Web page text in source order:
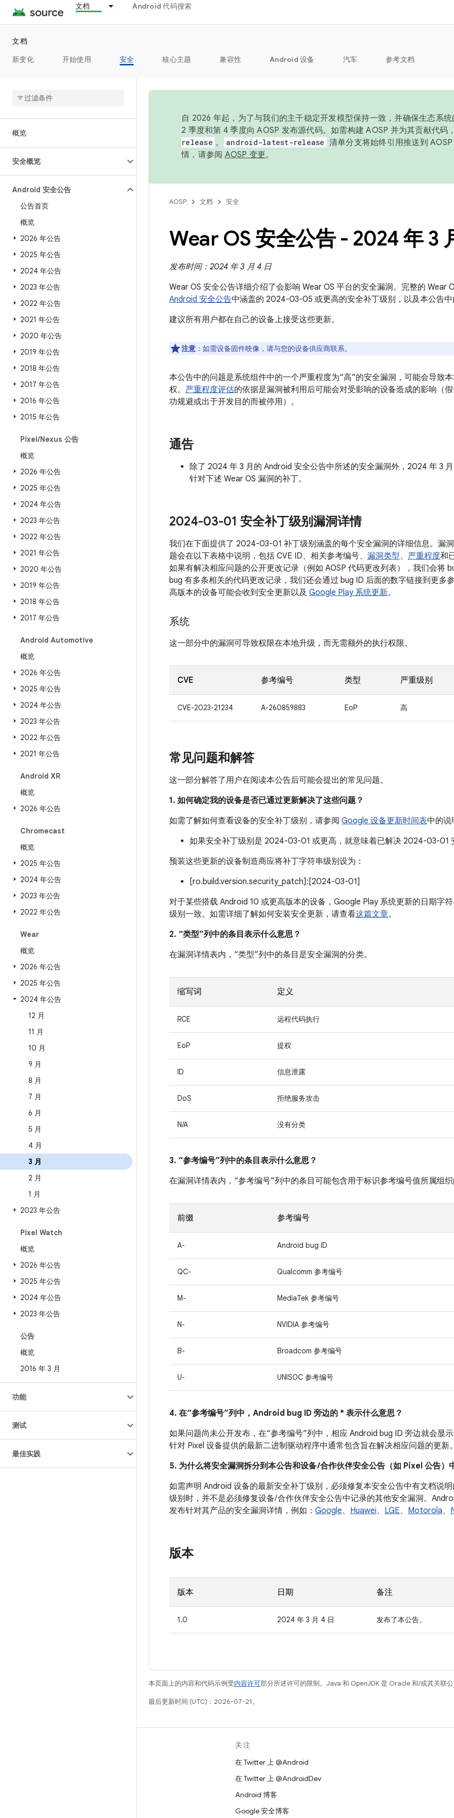
文档 Android 代码搜索
文档
新变化
开始使用 安全 核心主题 兼容性 Android 设备 汽车 参考文档
概览
安全概览
Android 安全公告
公告首页
概览
2026 年公告
2025 年公告
2024 年公告
2023 年公告
2022 年公告
2021 年公告
2020 年公告
2019 年公告
2018 年公告
2017 年公告
2016 年公告
2015 年公告
Pixel/Nexus 公告
概览
2026 年公告
2025 年公告
2024 年公告
2023 年公告
2022 年公告
2021 年公告
2020 年公告
2019 年公告
2018 年公告
2017 年公告
Android Automotive
概览
2026 年公告
2025 年公告
2024 年公告
2023 年公告
2022 年公告
2021 年公告
Android XR
概览
2026 年公告
Chromecast
概览
2025 年公告
2024 年公告
2023 年公告
2022 年公告
Wear
概览
2026 年公告
2025 年公告
2024 年公告
12 月
11 月
10 月
9 月
8 月
7 月
6 月
5 月
4 月
3 月
2 月
1 月
2023 年公告
Pixel Watch
概览
2026 年公告
2025 年公告
2024 年公告
2023 年公告
公告
概览
2016 年 3 月
功能
测试
最佳实践
自 2026 年起，为了与我们的主干稳定开发模型保持一致，并确保生态系
2 季度和第 4 季度向 AOSP 发布源代码。如需构建 AOSP 并为其贡献代码
release 。 android-latest-release 清单分支将始终引用推送到
情，请参阅 AOSP 变更。
AOSP 文档 安全
Wear OS 安全公告 - 2024 年 3
发布时间：2024 年 3 月 4 日
Wear OS 安全公告详细介绍了会影响 Wear OS 平台的安全漏洞。完整的 Wear
Android 安全公告中涵盖的 2024-03-05 或更高的安全补丁级别，以及本公告
建议所有用户都在自己的设备上接受这些更新。
注意 ：如需设备固件映像，请与您的设备供应商联系。
本公告中的问题是系统组件中的一个严重程度为“高”的安全漏洞，可能会导致
权。 严重程度评估的依据是漏洞被利用后可能会对受影响的设备造成的影响（
功规避或出于开发目的而被停用）。
通告
除了 2024 年 3 月的 Android 安全公告中所述的安全漏洞外，2024 年 3
针对下述 Wear OS 漏洞的补丁。
2024-03-01 安全补丁级别漏洞详情
我们在下面提供了 2024-03-01 补丁级别涵盖的每个安全漏洞的详细信息。漏
题会在以下表格中说明，包括 CVE ID、相关参考编号、 漏洞类型、 严重程度和
如果有解决相应问题的公开更改记录（例如 AOSP 代码更改列表），我们会将
bug 有多条相关的代码更改记录，我们还会通过 bug ID 后面的数字链接到更多
高版本的设备可能会收到安全更新以及 Google Play 系统更新。
系统
这一部分中的漏洞可导致权限在本地升级，而无需额外的执行权限。
CVE 参考编号 类型 严重级别
CVE-2023-21234 A-260859883 EoP 高
常见问题和解答
这一部分解答了用户在阅读本公告后可能会提出的常见问题。
1. 如何确定我的设备是否已通过更新解决了这些问题？
如需了解如何查看设备的安全补丁级别，请参阅 Google 设备更新时间表中的说
如果安全补丁级别是 2024-03-01 或更高，就意味着已解决 2024-03-01
预装这些更新的设备制造商应将补丁字符串级别设为：
[ro.build.version.security_patch]:[2024-03-01]
对于某些搭载 Android 10 或更高版本的设备，Google Play 系统更新的日期字
级别一致。如需详细了解如何安装安全更新，请查看这篇文章。
2. “类型”列中的条目表示什么意思？
在漏洞详情表内，“类型”列中的条目是安全漏洞的分类。
缩写词 定义
RCE 远程代码执行
EoP 提权
ID 信息泄露
DoS 拒绝服务攻击
N/A 没有分类
3. “参考编号”列中的条目表示什么意思？
在漏洞详情表内，“参考编号”列中的条目可能包含用于标识参考编号值所属组
前缀 参考编号
A- Android bug ID
QC- Qualcomm 参考编号
M- MediaTek 参考编号
N- NVIDIA 参考编号
B- Broadcom 参考编号
U- UNISOC 参考编号
4. 在“参考编号”列中，Android bug ID 旁边的 * 表示什么意思？
如果问题尚未公开发布，在“参考编号”列中，相应 Android bug ID 旁边就会显
针对 Pixel 设备提供的最新二进制驱动程序中通常包含旨在解决相应问题的更新
5. 为什么将安全漏洞拆分到本公告和设备 /合作伙伴安全公告（如 Pixel 公告）
如需声明 Android 设备的最新安全补丁级别，必须修复本安全公告中有文档说
级别时，并不是必须修复设备/ 合作伙伴安全公告中记录的其他安全漏洞。
发布针对其产品的安全漏洞详情，例如： Google、 Huawei、 LGE、 Motorola、
版本
版本 日期 备注
1.0 2024 年 3 月 4 日 发布了本公告。
本页面上的内容和代码示例受内容许可部分所述许可的限制。Java 和 OpenJDK 是 Oracle 和/或其关联
最后更新时间 (UTC)：2026-07-21。
关注
在 Twitter 上 @Android
在 Twitter 上 @AndroidDev
Android 博客
Google 安全博客